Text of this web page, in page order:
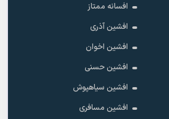
افسانه ممتاز
افشین آذری
افشین اخوان
افشین حسنی
افشین سیاهپوش
افشین مسافری